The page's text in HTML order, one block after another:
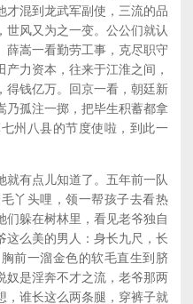
才混到龙武军副使，三流的品
世风又为之一变。公公们就认
薛嵩一看勤劳工事，克尽职守
力资本，往来于江淮之间，
得钱亿万。回京一看，朝廷新
乃孤注一掷，把毕生积蓄都拿
州八县的节度使啦，到此一
有点儿知道了。五年前一队
丫头哩，领一帮孩子去看热
们躲在树林里，看见老爷独自
这么美的男人：身长九尺，长
前一溜金色的软毛直生到脐
奴是淫奔不才之流，老爷那两
，谁长这么两条腿，穿裤子就